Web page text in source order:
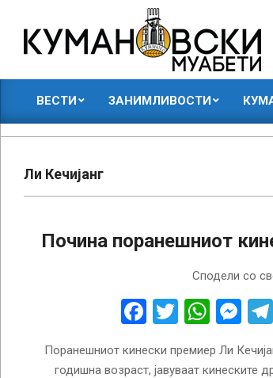
content
КУМАНОВСКИ
МУАБЕТИ
ВЕСТИ ЗАНИМЛИВОСТИ
Ли Кечијанг
Почина поранешниот
Сподели со
Facebook
Twitter
Поранешниот кинески премиер Ли
годишна возраст, јавуваат кинеските